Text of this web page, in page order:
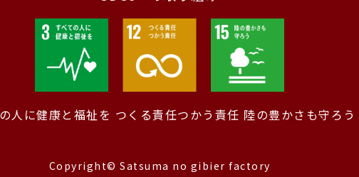
人に健康と福祉を つくる責任つかう責任 陸の豊かさも守ろう
Copyright© Satsuma no gibier factory